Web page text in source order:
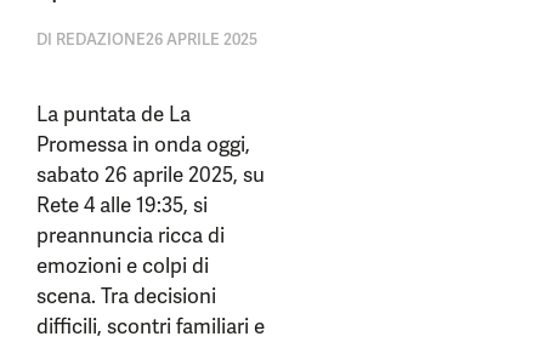
DI REDAZIONE26 APRILE 2025
La puntata de La
Promessa in onda oggi,
sabato 26 aprile 2025, su
Rete 4 alle 19:35, si
preannuncia ricca di
emozioni e colpi di
scena. Tra decisioni
difficili, scontri familiari e